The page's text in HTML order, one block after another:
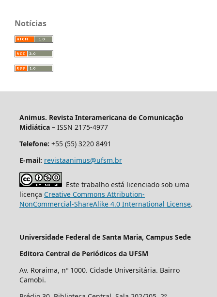
Notícias
Animus. Revista Interamericana de Comunicação
Midiática– ISSN 2175-4977
Telefone: +55 (55) 3220 8491
E-mail: revistaanimus@ufsm.br
Este trabalho está licenciado sob uma
licença Creative Commons Attribution-
NonCommercial-ShareAlike 4.0 International License.
Universidade Federal de Santa Maria, Campus Sede
Editora Central de Periódicos da UFSM
Av. Roraima, nº 1000. Cidade Universitária. Bairro
Camobi.